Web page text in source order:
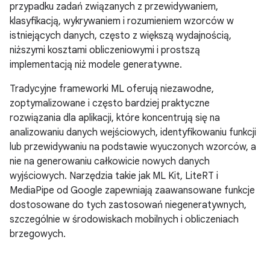
przypadku zadań związanych z przewidywaniem,
klasyfikacją, wykrywaniem i rozumieniem wzorców w
istniejących danych, często z większą wydajnością,
niższymi kosztami obliczeniowymi i prostszą
implementacją niż modele generatywne.
Tradycyjne frameworki ML oferują niezawodne,
zoptymalizowane i często bardziej praktyczne
rozwiązania dla aplikacji, które koncentrują się na
analizowaniu danych wejściowych, identyfikowaniu funkcji
lub przewidywaniu na podstawie wyuczonych wzorców, a
nie na generowaniu całkowicie nowych danych
wyjściowych. Narzędzia takie jak ML Kit, LiteRT i
MediaPipe od Google zapewniają zaawansowane funkcje
dostosowane do tych zastosowań niegeneratywnych,
szczególnie w środowiskach mobilnych i obliczeniach
brzegowych.